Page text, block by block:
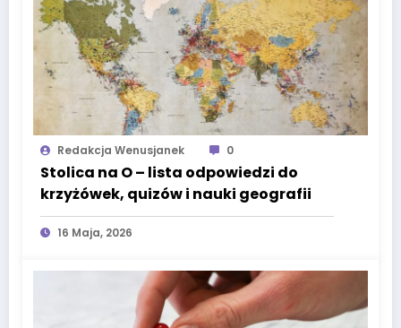
Redakcja Wenusjanek 0
Stolica na O – lista odpowiedzi do
krzyżówek, quizów i nauki geografii
16 Maja, 2026